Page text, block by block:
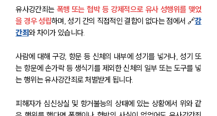
유사강간죄는 폭행 또는 협박 등 강제적으로 유사 성행위를 맺었
을 경우 성립하며, 성기 간의 직접적인 결합이 없다는 점에서 🔗강
간죄와 차이가 있습니다.
사람에 대해 구강, 항문 등 신체의 내부에 성기를 넣거나, 성기 또
는 항문에 손가락 등 생식기를 제외한 신체의 일부 또는 도구를 넣
는 행위는 유사강간죄로 처벌받게 됩니다.
피해자가 심신상실 및 항거불능의 상태에 있는 상황에서 위와 같